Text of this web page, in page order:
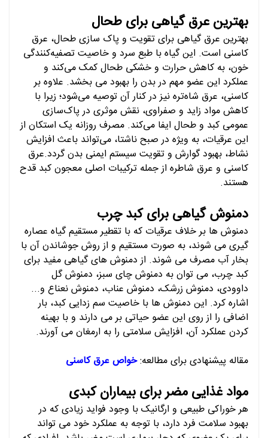
بهترین عرق گیاهی برای طحال
بهترین عرق گیاهی برای تقویت و پاک سازی طحال، عرق
کاسنی است. این گیاه با طبع سرد و خاصیت تصفیه‌کنندگی
خون، به کاهش حرارت و خشکی طحال کمک می‌کند و
عملکرد این عضو مهم در بدن را بهبود می بخشد. علاوه بر
کاسنی، عرق شاه‌تره نیز در کنار آن توصیه می‌شود؛ زیرا با
کاهش مواد زاید و صفراوی، نقش موثری در پاک‌سازی
عمومی کبد و طحال ایفا می‌کند. مصرف روزانه یک استکان از
این عرقیات، به ویژه در صبح ناشتا، می‌تواند باعث افزایش
نشاط، بهبود گوارش و تقویت سیستم ایمنی بدن گردد.عرق
کاسنی و عرق شاطره از جمله ترکیبات اصلی معجون کبد قدح
هستند.
دمنوش گیاهی برای کبد چرب
دمنوش ها بر خلاف عرقیات که با تقطیر مستقیم گیاه عصاره
گیری می شوند، به صورت مستقیم و از روش جوشاندن آن با
بخار آب مصرف می شوند. از دمنوش های گیاهی مفید برای
کبد چرب، می توان به دمنوش چای سبز، دمنوش گل
داوودی، دمنوش زرشک، دمنوش عناب، دمنوش نعناع و...
اشاره کرد. این دمنوش ها با خاصیت سم زدایی کبد، بار
اضافی را از روی این عضو حیاتی بر می دارند و با بهینه
کردن عملکرد آن، افزایش سلامتی را به ارمغان می آورند.
مقاله پیشنهادی برای مطالعه:خواص عرق کاسنی
مواد غذایی مضر برای بیماران کبدی
هر خوراکی طبیعی و ارگانیک با وجود فواید زیادی که در
بهبود سلامت فرد دارد، با توجه به عملکرد خود می تواند